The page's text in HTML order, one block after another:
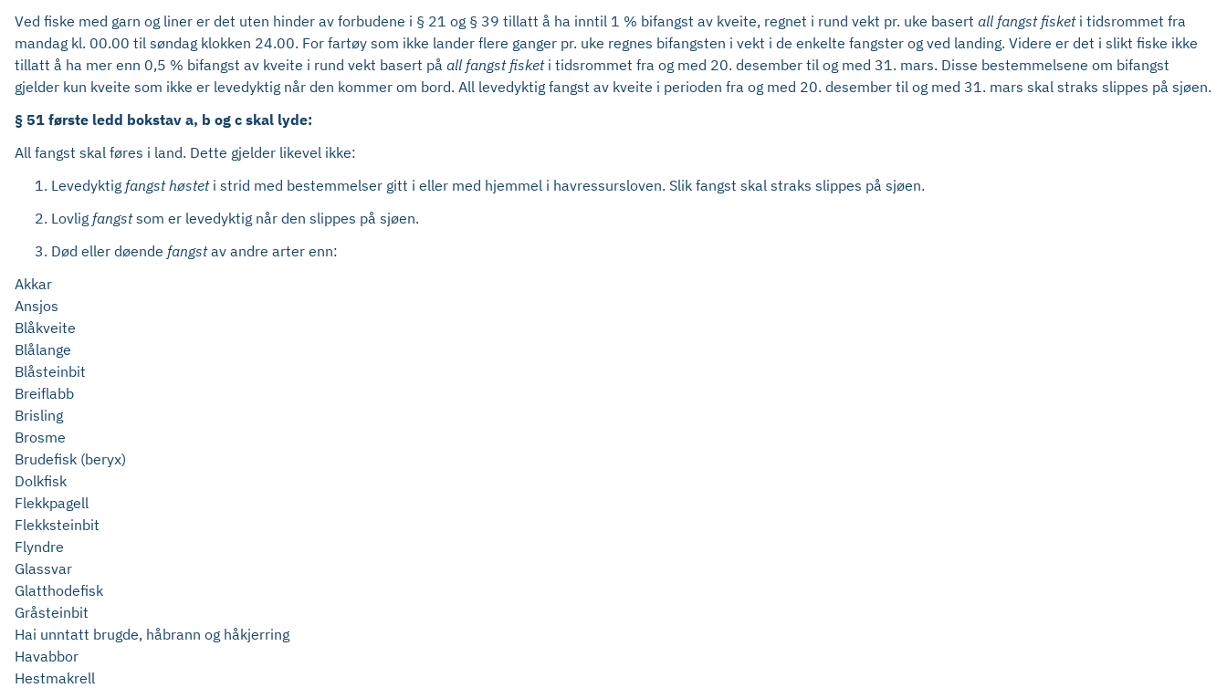
Ved fiske med garn og liner er det uten hinder av forbudene i § 21 og § 39 tillatt å ha inntil 1 % bifangst av kveite, regnet i rund vekt pr. uke basert all fangst fisketi tidsrommet fra
mandag kl. 00.00 til søndag klokken 24.00. For fartøy som ikke lander flere ganger pr. uke regnes bifangsten i vekt i de enkelte fangster og ved landing. Videre er det i slikt fiske ikke
tillatt å ha mer enn 0,5 % bifangst av kveite i rund vekt basert på all fangst fisketi tidsrommet fra og med 20. desember til og med 31. mars. Disse bestemmelsene om bifangst
gjelder kun kveite som ikke er levedyktig når den kommer om bord. All levedyktig fangst av kveite i perioden fra og med 20. desember til og med 31. mars skal straks slippes på sjøen.
§ 51 første ledd bokstav a, b og c skal lyde:
All fangst skal føres i land. Dette gjelder likevel ikke:
Levedyktig fangst høsteti strid med bestemmelser gitt i eller med hjemmel i havressursloven. Slik fangst skal straks slippes på sjøen.
Lovlig fangstsom er levedyktig når den slippes på sjøen.
Død eller døende fangstav andre arter enn:
Akkar
Ansjos
Blåkveite
Blålange
Blåsteinbit
Breiflabb
Brisling
Brosme
Brudefisk (beryx)
Dolkfisk
Flekkpagell
Flekksteinbit
Flyndre
Glassvar
Glatthodefisk
Gråsteinbit
Hai unntatt brugde, håbrann og håkjerring
Havabbor
Hestmakrell